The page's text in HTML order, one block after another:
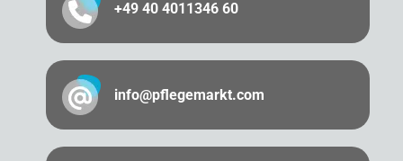
+49 40 4011346 60
info@pflegemarkt.com